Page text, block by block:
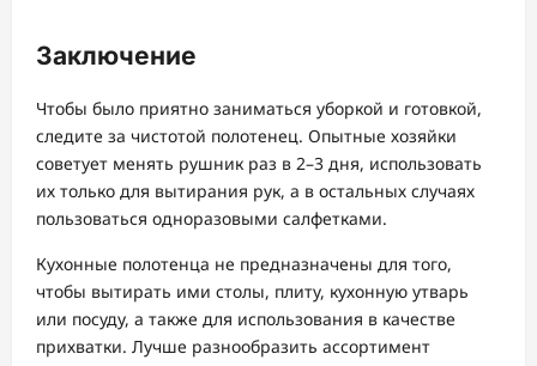
Заключение
Чтобы было приятно заниматься уборкой и готовкой,
следите за чистотой полотенец. Опытные хозяйки
советует менять рушник раз в 2–3 дня, использовать
их только для вытирания рук, а в остальных случаях
пользоваться одноразовыми салфетками.
Кухонные полотенца не предназначены для того,
чтобы вытирать ими столы, плиту, кухонную утварь
или посуду, а также для использования в качестве
прихватки. Лучше разнообразить ассортимент